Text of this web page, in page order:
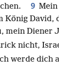
9
König David,
mein Diener
nicht,
werde dich